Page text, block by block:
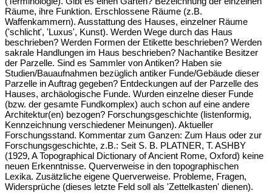
Räume, ihre Funktion. Erschlossene Räume (z.B.
Waffenkammern). Ausstattung des Hauses, einzelner Räume
('schlicht', 'Luxus', Kunst). Werden Wege durch das Haus
beschrieben? Werden Formen der Etikette beschrieben? Werden
sakrale Handlungen im Haus beschrieben? Nachantike Besitzer
der Parzelle. Sind es Sammler von Antiken? Haben sie
Studien/Bauaufnahmen bezüglich antiker Funde/Gebäude dieser
Parzelle in Auftrag gegeben? Entdeckungen auf der Parzelle des
Hauses, archäologische Funde. Wurden einzelne dieser Funde
(bzw. der gesamte Fundkomplex) auch schon auf eine andere
Architektur(en) bezogen? Forschungsgeschichte (listenformig,
Kennzeichnung verschiedener Meinungen). Aktueller
Forschungsstand. Kommentar zum Ganzen: Zum Haus oder zur
Forschungsgeschichte, z.B.: Seit S. B. PLATNER, T. ASHBY
(1929, A Topographical Dictionary of Ancient Rome, Oxford) keine
neuen Erkenntnisse. Querverweise in den topographischen
Lexika. Zusätzliche eigene Querverweise. Probleme, Fragen,
Widersprüche (dieses letzte Feld soll als 'Zettelkasten' dienen).